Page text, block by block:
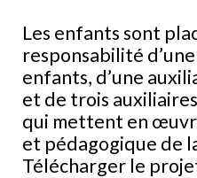
Les enfants sont
responsabilité
enfants, d’une
et de trois
qui mettent en
et pédagogique de
Télécharger le